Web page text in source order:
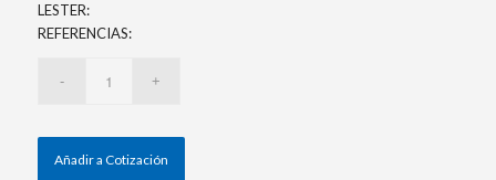
LESTER:
REFERENCIAS:
Añadir a Cotización